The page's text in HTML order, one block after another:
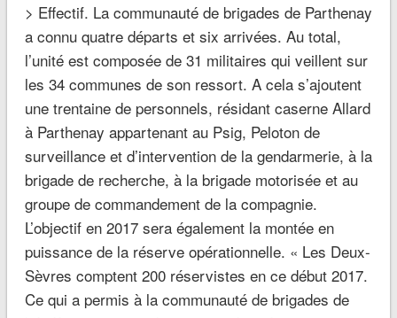
> Effectif. La communauté de brigades de Parthenay
a connu quatre départs et six arrivées. Au total,
l’unité est composée de 31 militaires qui veillent sur
les 34 communes de son ressort. A cela s’ajoutent
une trentaine de personnels, résidant caserne Allard
à Parthenay appartenant au Psig, Peloton de
surveillance et d’intervention de la gendarmerie, à la
brigade de recherche, à la brigade motorisée et au
groupe de commandement de la compagnie.
L’objectif en 2017 sera également la montée en
puissance de la réserve opérationnelle. « Les Deux-
Sèvres comptent 200 réservistes en ce début 2017.
Ce qui a permis à la communauté de brigades de